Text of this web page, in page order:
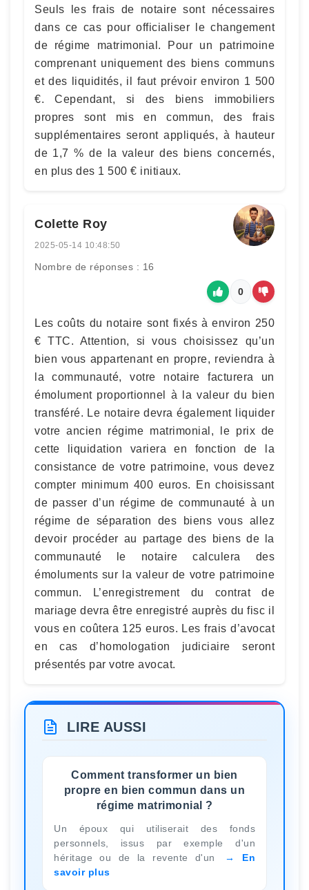
Seuls les frais de notaire sont nécessaires
dans ce cas pour officialiser le changement
de régime matrimonial. Pour un patrimoine
comprenant uniquement des biens communs
et des liquidités, il faut prévoir environ 1 500
€. Cependant, si des biens immobiliers
propres sont mis en commun, des frais
supplémentaires seront appliqués, à hauteur
de 1,7 % de la valeur des biens concernés,
en plus des 1 500 € initiaux.
Colette Roy
2025-05-14 10:48:50
Nombre de réponses : 16
0
Les coûts du notaire sont fixés à environ 250
€ TTC. Attention, si vous choisissez qu’un
bien vous appartenant en propre, reviendra à
la communauté, votre notaire facturera un
émolument proportionnel à la valeur du bien
transféré. Le notaire devra également liquider
votre ancien régime matrimonial, le prix de
cette liquidation variera en fonction de la
consistance de votre patrimoine, vous devez
compter minimum 400 euros. En choisissant
de passer d’un régime de communauté à un
régime de séparation des biens vous allez
devoir procéder au partage des biens de la
communauté le notaire calculera des
émoluments sur la valeur de votre patrimoine
commun. L’enregistrement du contrat de
mariage devra être enregistré auprès du fisc il
vous en coûtera 125 euros. Les frais d’avocat
en cas d’homologation judiciaire seront
présentés par votre avocat.
LIRE AUSSI
Comment transformer un bien
propre en bien commun dans un
régime matrimonial ?
Un époux qui utiliserait des fonds
personnels, issus par exemple d'un
héritage ou de la revente d'un
En
savoir plus